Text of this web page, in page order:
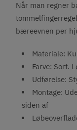
Når man regner
bæreevnen per
Materiale:
Farve: Sort.
Udførelse:
Montage:
siden af